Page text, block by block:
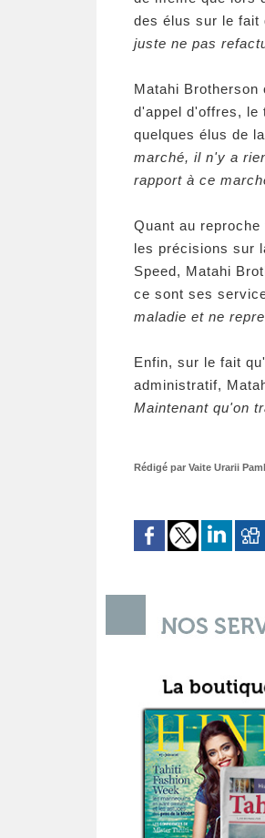
des élus sur le fait
juste ne pas
Matahi
d'appel d'offres, le
quelques élus de
marché, il n'y a
rapport à ce
Quant au
les précisions sur
Speed, Matahi
ce sont ses
maladie et ne
Enfin, sur le fait
administratif,
Maintenant qu'on
Rédigé par Vaite Urarii